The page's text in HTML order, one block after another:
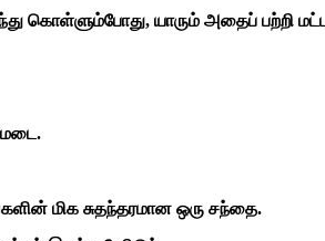
கொள்ளும்போது, யாரும் அதைப் பற்றி
மிக சுதந்தரமான ஒரு சந்தை.